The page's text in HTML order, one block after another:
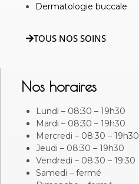
Dermatologie buccale
TOUS NOS SOINS
Nos horaires
Lundi – 08:30 – 19h30
Mardi – 08:30 – 19h30
Mercredi – 08:30 – 19h30
Jeudi – 08:30 – 19h30
Vendredi – 08:30 – 19:30
Samedi – fermé